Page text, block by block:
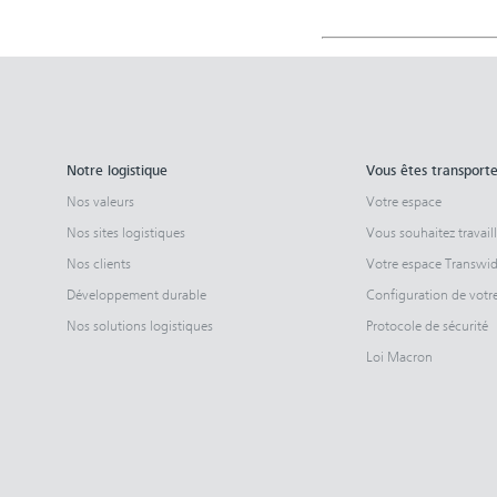
Notre logistique
Nos valeurs
Nos sites logistiques
Nos clients
Développement durable
Nos solutions logistiques
Vous êtes
Votre espace
Vous souhaitez
Votre espace
Configuration de
Protocole de sécurité
Loi Macron